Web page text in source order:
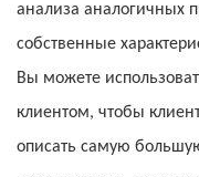
анализа аналогичных
собственные
Вы можете
клиентом, чтобы
описать самую